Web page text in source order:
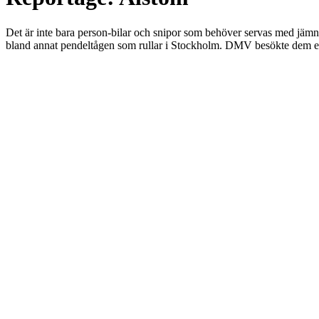
Det är inte bara person-bilar och snipor som behöver servas med
bland annat pendeltågen som rullar i Stockholm. DMV besökte dem